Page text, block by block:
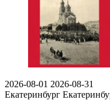
2026-08-01 2026-08-31
Екатеринбург